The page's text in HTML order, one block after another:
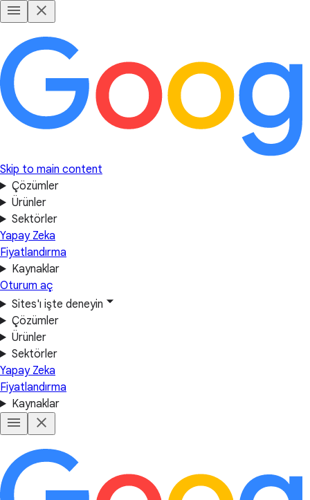
Skip to main content
Çözümler
Ürünler
Sektörler
Yapay Zeka
Fiyatlandırma
Kaynaklar
Oturum aç
Sites'ı işte deneyin
Çözümler
Ürünler
Sektörler
Yapay Zeka
Fiyatlandırma
Kaynaklar